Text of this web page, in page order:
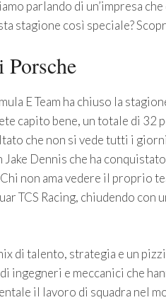
parlando di un’impresa
stagione così speciale?
Porsche
E Team ha chiuso la
capito bene, un totale di
che non si vede tutti i
Jake Dennis che ha
non ama vedere il proprio
TCS Racing, chiudendo con
di talento, strategia e un
ingegneri e meccanici che
il lavoro di squadra nel